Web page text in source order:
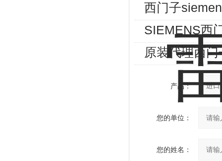
西门子
SIEMENS西
原装代理西
产品：
您的单位：
您的姓名：